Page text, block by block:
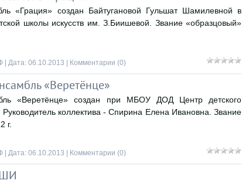
«Грация» создан Байтугановой Гульшат Шамилевной в
школы искусств им. З.Биишевой. Звание «образцовый»
| Дата: 06.10.2013 | Комментарии (0)
«Веретёнце»
«Веретёнце» создан при МБОУ ДОД Центр детского
Руководитель коллектива - Спирина Елена Ивановна. Звание
г.
| Дата: 06.10.2013 Комментарии (0)